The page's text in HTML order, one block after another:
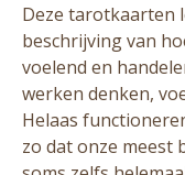
Deze tarotkaarten
beschrijving van
voelend en
werken denken,
Helaas
zo dat onze meest